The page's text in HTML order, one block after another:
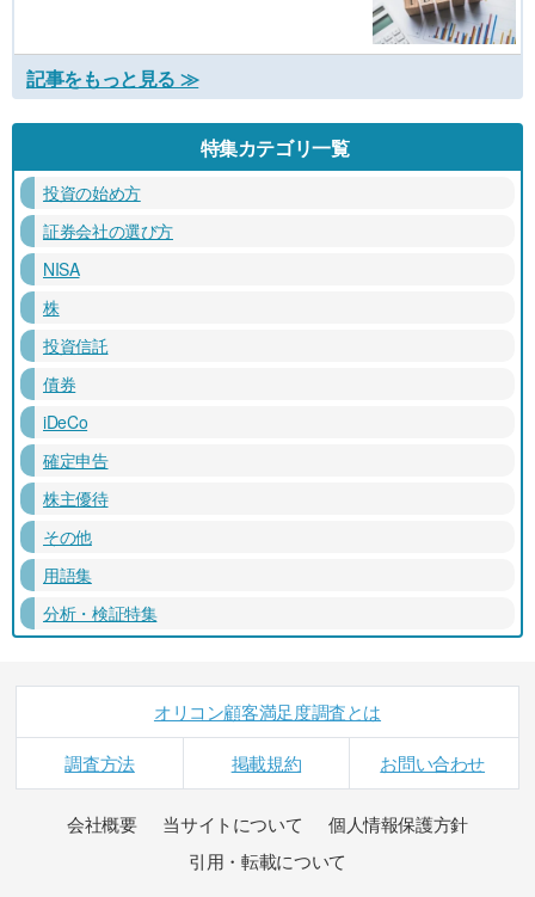
記事をもっと見る ≫
特集カテゴリ一覧
投資の始め方
証券会社の選び方
NISA
株
投資信託
債券
iDeCo
確定申告
株主優待
その他
用語集
分析・検証特集
オリコン顧客満足度調査とは
調査方法 掲載規約 お問い合わせ
会社概要 当サイトについて
個人情報保護方針
引用・転載について